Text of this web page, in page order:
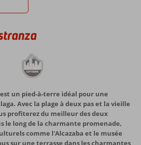
un pied-à-terre idéal pour une
Avec la plage à deux pas et la vieille
profiterez du meilleur des deux
le long de la charmante promenade,
comme l'Alcazaba et le musée
sur une terrasse dans les charmantes